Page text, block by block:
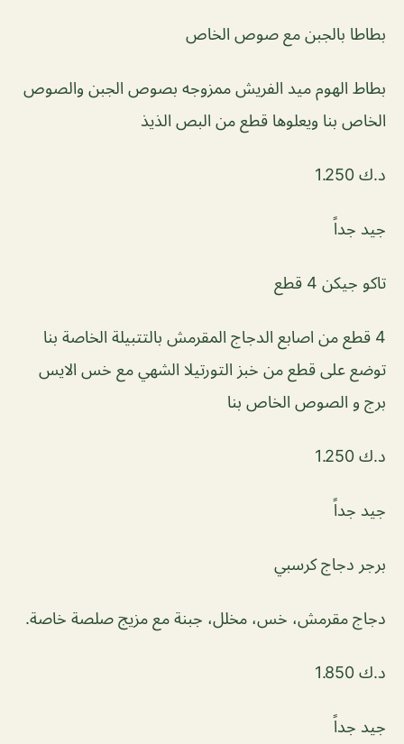
بطاطا بالجبن مع صوص الخاص
بطاط الهوم ميد الفريش ممزوجه بصوص الجبن والصوص
الخاص بنا ويعلوها قطع من البص الذيذ
د.ك 1.250
جيد جداً
تاكو جيكن 4 قطع
4 قطع من اصابع الدجاج المقرمش بالتتبيلة الخاصة بنا
توضع على قطع من خبز التورتيلا الشهي مع خس الايس
برج و الصوص الخاص بنا
د.ك 1.250
جيد جداً
برجر دجاج كرسبي
دجاج مقرمش، خس، مخلل، جبنة مع مزيج صلصة خاصة.
د.ك 1.850
جيد جداً